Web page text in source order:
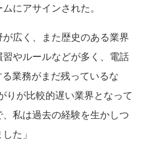
にアサインされた。
が広く、また歴史のある業界
やルールなどが多く、電話
業務がまだ残っているな
りが比較的遅い業界となって
私は過去の経験を生かしつ
た」